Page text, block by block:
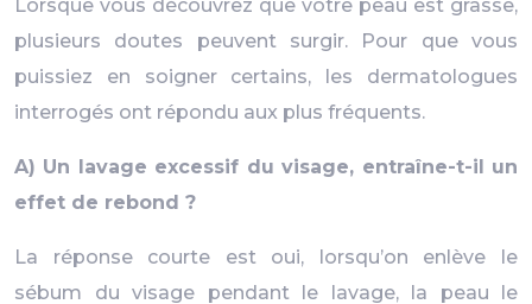
Lorsque vous découvrez que votre peau est grasse,
plusieurs doutes peuvent surgir. Pour que vous
puissiez en soigner certains, les dermatologues
interrogés ont répondu aux plus fréquents.
A) Un lavage excessif du visage, entraîne-t-il un
effet de rebond ?
La réponse courte est oui, lorsqu’on enlève le
sébum du visage pendant le lavage, la peau le